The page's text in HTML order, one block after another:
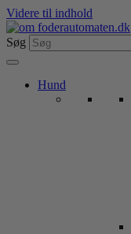
Videre til indhold
Søg
Hund